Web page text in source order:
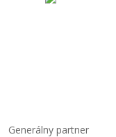
Generálny partner